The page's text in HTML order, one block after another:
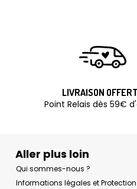
LIVRAISON
Point Relais dès 59€
Aller plus loin
Qui sommes-nous ?
Informations légales et